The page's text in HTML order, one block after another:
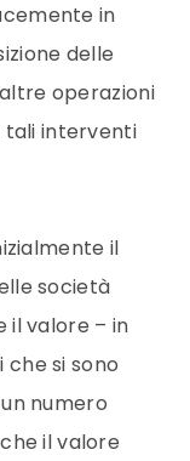
in
delle
operazioni
tali interventi
il
società
valore – in
si sono
numero
il valore